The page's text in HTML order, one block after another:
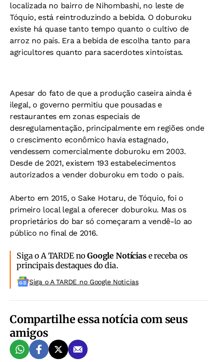
localizada no bairro de Nihombashi, no leste de
Tóquio, está reintroduzindo a bebida. O doburoku
existe há quase tanto tempo quanto o cultivo de
arroz no país. Era a bebida de escolha tanto para
agricultores quanto para sacerdotes xintoístas.
Apesar do fato de que a produção caseira ainda é
ilegal, o governo permitiu que pousadas e
restaurantes em zonas especiais de
desregulamentação, principalmente em regiões onde
o crescimento econômico havia estagnado,
vendessem comercialmente doburoku em 2003.
Desde de 2021, existem 193 estabelecimentos
autorizados a vender doburoku em todo o país.
Aberto em 2015, o Sake Hotaru, de Tóquio, foi o
primeiro local legal a oferecer doburoku. Mas os
proprietários do bar só começaram a vendê-lo ao
público no final de 2016.
Siga o A TARDE noGoogle Notíciase receba os
principais destaques do dia.
Siga o A TARDE no Google Noticias
Compartilhe essa notícia com seus
amigos